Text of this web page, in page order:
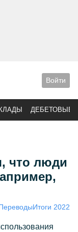
Войти
ДЕБЕТОВЫЕ
что люди
Итоги 2022